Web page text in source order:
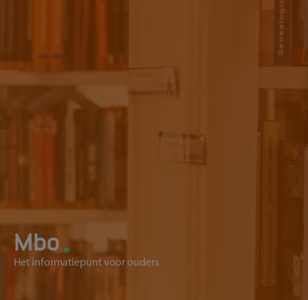
Mbo.
Het informatiepunt voor ouders